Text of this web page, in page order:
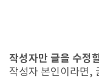
작성자만 글을 수정
작성자 본인이라면,